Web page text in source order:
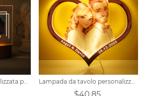
Luce notturna personalizzata per foto degli occhi Lampada da tavolo personalizzata per anniversario